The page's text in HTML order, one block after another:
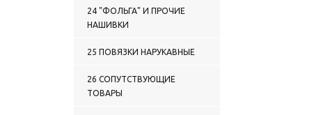
рыбалка
2124 МЕДАЛИ Прочие
2125 МЕДАЛИ СНГ
24 "ФОЛЬГА" И ПРОЧИЕ
НАШИВКИ
25 ПОВЯЗКИ НАРУКАВНЫЕ
26 СОПУТСТВУЮЩИЕ
ТОВАРЫ